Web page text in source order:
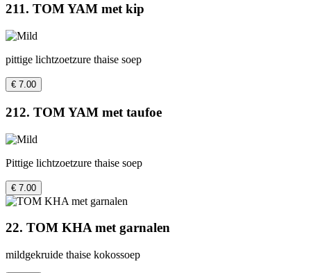
211. TOM YAM met kip
pittige lichtzoetzure thaise soep
€ 7.00
212. TOM YAM met taufoe
Pittige lichtzoetzure thaise soep
€ 7.00
22. TOM KHA met garnalen
mildgekruide thaise kokossoep